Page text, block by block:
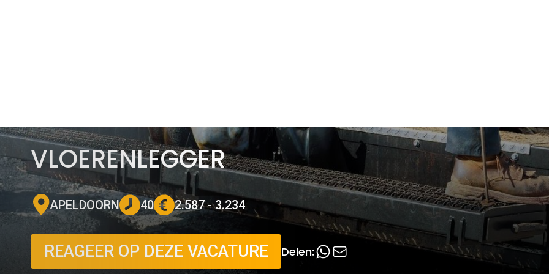
VLOERENLEGGER
APELDOORN 40 2.587 - 3.234
REAGEER OP DEZE VACATURE Delen: